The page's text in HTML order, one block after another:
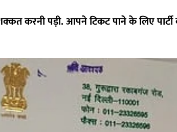
करनी पड़ी. आपने टिकट पाने के लिए पार्टी